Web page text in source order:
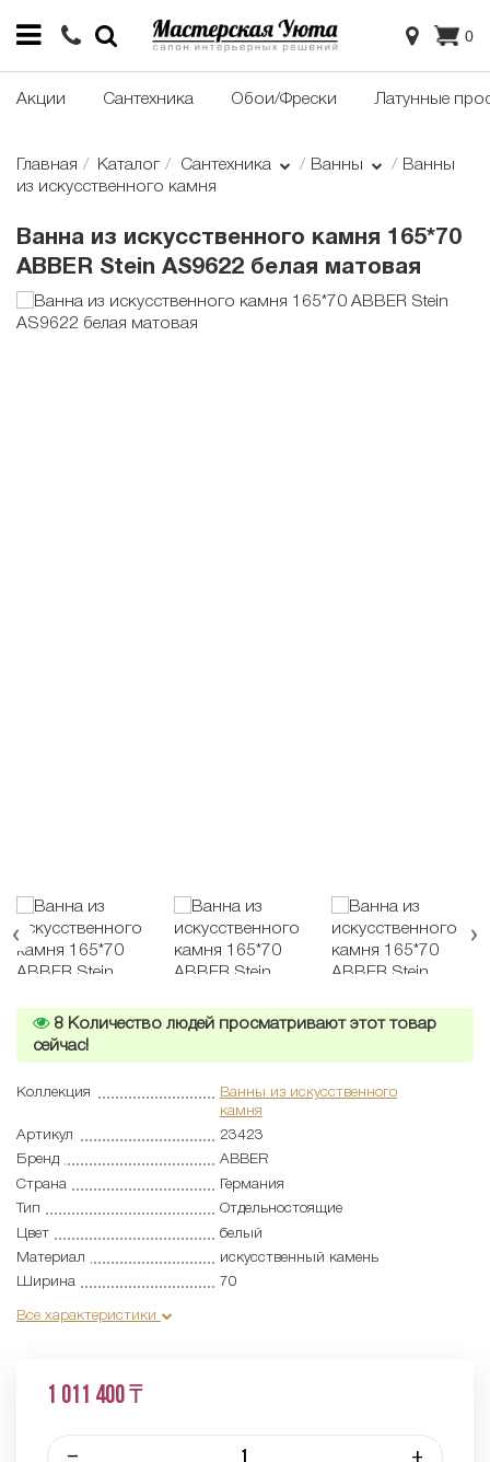
0
Акции Сантехника Обои/Фрески Латунные
Главная Каталог Сантехника Ванны
Ванны
из искусственного камня
Ванна из искусственного камня 165*70
ABBER Stein AS9622 белая матовая
8 Количество людей просматривают этот товар
сейчас!
Коллекция
Ванны из искусственного
камня
Артикул
23423
Бренд
ABBER
Страна
Германия
Тип
Отдельностоящие
Цвет
белый
Материал
искусственный камень
Ширина
70
Все характеристики
1 011 400 ₸
– +